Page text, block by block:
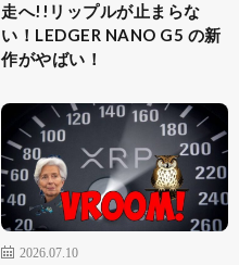
走へ!!リップルが止まらな
い！LEDGER NANO G5 の新
作がやばい！
2026.07.10